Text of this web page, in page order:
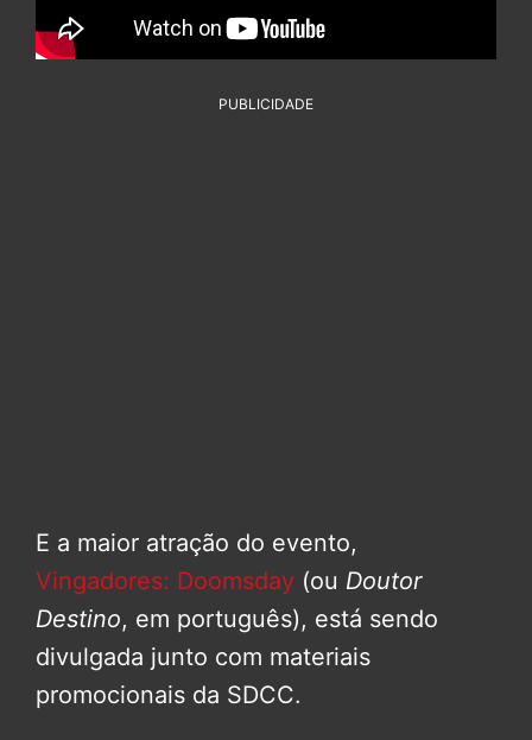
PUBLICIDADE
E a maior atração do evento,
Vingadores: Doomsday (ou Doutor
Destino, em português), está sendo
divulgada junto com materiais
promocionais da SDCC.